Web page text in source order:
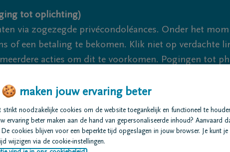
tot oplichting)
via zogezegde privécondoléances. Onder het
of een betaling te bekomen. Klik niet op verdachte
acties om dit te voorkomen. Pogingen tot
We zijn er
Overlijdensberichten Ons uitvaartcentrum
🍪 maken jouw ervaring beter
strikt noodzakelijke cookies om de website toegankelijk en functioneel te
ervaring beter maken aan de hand van gepersonaliseerde inhoud? Aanvaard
cookies blijven voor een beperkte tijd opgeslagen in jouw browser. Je kunt je
wijzigen via de cookie-instellingen.